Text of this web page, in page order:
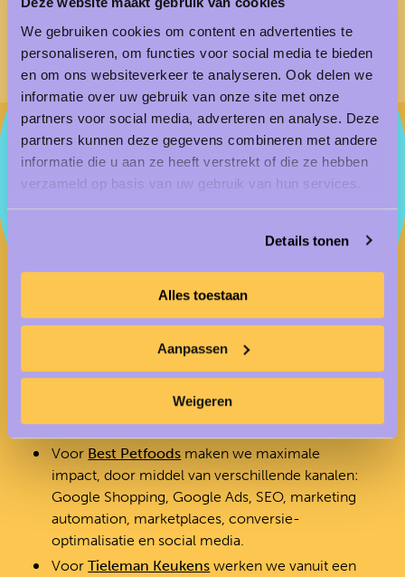
We gebruiken cookies om content en advertenties te
personaliseren, om functies voor social media te bieden
en om ons websiteverkeer te analyseren. Ook delen we
informatie over uw gebruik van onze site met onze
partners voor social media, adverteren en analyse. Deze
partners kunnen deze gegevens combineren met andere
informatie die u aan ze heeft verstrekt of die ze hebben
verzameld op basis van uw gebruik van hun services.
Details tonen
Alles toestaan
Aanpassen
Weigeren
WebNLFoundation
Ons favoriete werk
Nieuwsgierig naar ons favoriete werk? Als
andere meewerken aan de volgende cases:
Voor de herintroductie van het reislabel
ontwikkelden wij de positionering en branding.
Door middel van radioreclame, social
advertising, Google Ads-campagnes, mailings,
een brand movie en talloze andere uitingen
brachten we het speelse reislabel opnieuw in de
markt.
Voor Best Petfoods maken we maximale
impact, door middel van verschillende kanalen:
Google Shopping, Google Ads, SEO, marketing
automation, marketplaces, conversie-
optimalisatie en social media.
VoorTieleman Keukens werken we vanuit een